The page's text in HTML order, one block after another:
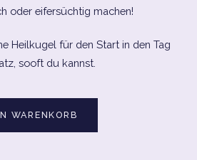
oder eifersüchtig machen!
Heilkugel für den Start in den Tag
sooft du kannst.
WARENKORB